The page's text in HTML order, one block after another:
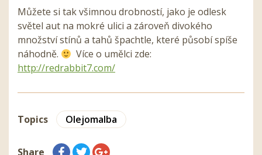
Můžete si tak všimnou drobností, jako je odlesk
světel aut na mokré ulici a zároveň divokého
množství stínů a tahů špachtle, které působí spíše
náhodně.
Více o umělci zde:
http://redrabbit7.com/
Topics Olejomalba
Share